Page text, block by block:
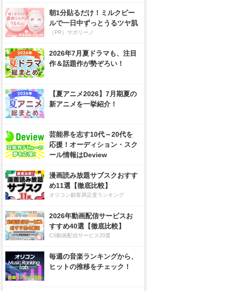
朝1分貼るだけ！ミルクピー
ルで一日中ずっとうるツヤ肌
（PR）サボリーノ
2026年7月夏ドラマも、注目
作＆話題作が勢ぞろい！
【夏アニメ2026】7月期夏の
新アニメを一挙紹介！
芸能界を志す10代～20代を
応援！オーディション・スク
ール情報はDeview
漫画読み放題サブスクおすす
め11選【徹底比較】
オリコン顧客満足度ランキング
2026年動画配信サービスお
すすめ40選【徹底比較】
CS動画配信サービス20選
毎週の音楽ランキングから、
ヒットの推移をチェック！